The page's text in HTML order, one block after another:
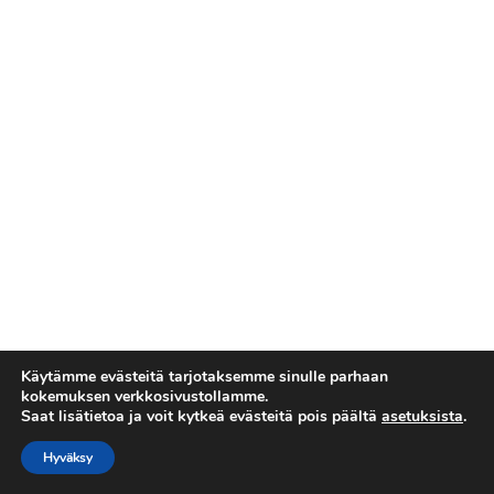
Tietosuojaseloste
Käytämme evästeitä tarjotaksemme sinulle parhaan
kokemuksen verkkosivustollamme.
Saat lisätietoa ja voit kytkeä evästeitä pois päältä asetuksista.
Hyväksy